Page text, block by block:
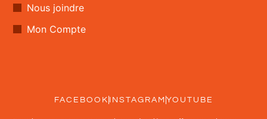
Nous joindre
Mon Compte
FACEBOOK INSTAGRAM YOUTUBE